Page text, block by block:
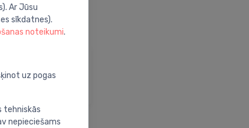
mūsu palīdzības
Ar Jūsu
sīkdatnes).
noteikumi.
uz pogas
tehniskās
nepieciešams